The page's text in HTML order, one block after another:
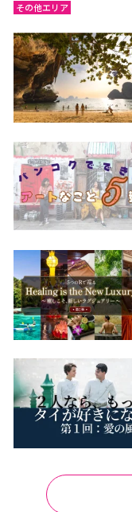
その他エリア